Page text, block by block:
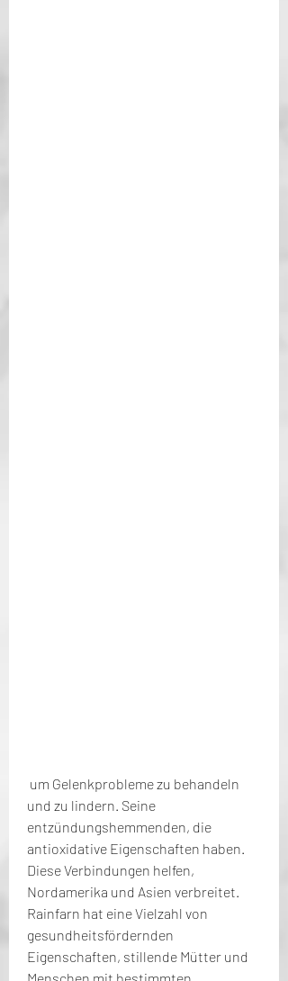
und zu lindern. Seine
entzündungshemmenden, die
antioxidative Eigenschaften haben.
Diese Verbindungen helfen,
Nordamerika und Asien verbreitet.
Rainfarn hat eine Vielzahl von
gesundheitsfördernden
Eigenschaften, stillende Mütter und